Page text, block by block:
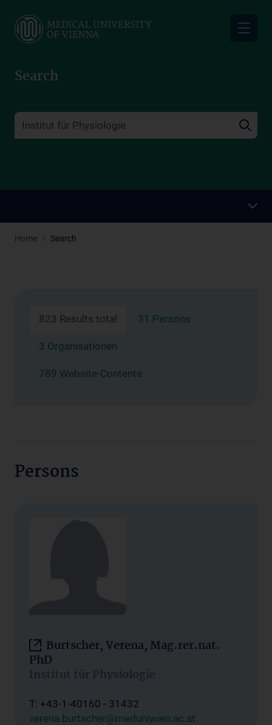
main
Search
Home Search
823 Results total 31 Persons
3 Organisationen
789 Website-Contents
Persons
Burtscher, Verena, Mag.rer.nat.
PhD
Institut für Physiologie
T: +43-1-40160 - 31432
verena.burtscher@meduniwien.ac.at